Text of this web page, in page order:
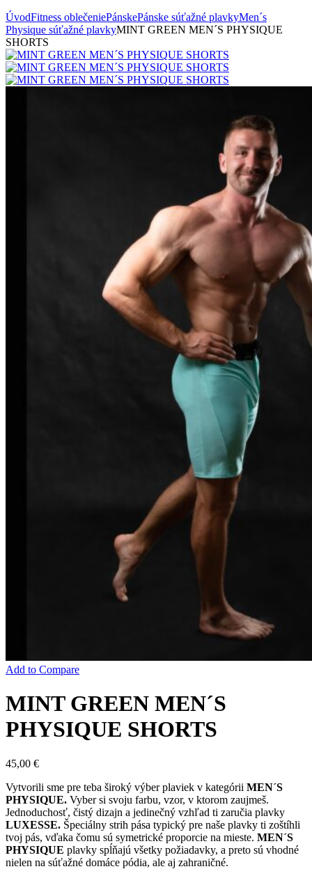
ÚvodFitness oblečeniePánskePánske súťažné plavkyMen´s
Physique súťažné plavkyMINT GREEN MEN´S PHYSIQUE
SHORTS
Add to Compare
MINT GREEN MEN´S
PHYSIQUE SHORTS
45,00 €
Vytvorili sme pre teba široký výber plaviek v kategórii MEN´S
PHYSIQUE. Vyber si svoju farbu, vzor, v ktorom zaujmeš.
Jednoduchosť, čistý dizajn a jedinečný vzhľad ti zaručia plavky
LUXESSE. Špeciálny strih pása typický pre naše plavky ti zoštíhli
tvoj pás, vďaka čomu sú symetrické proporcie na mieste. MEN´S
PHYSIQUE plavky spĺňajú všetky požiadavky, a preto sú vhodné
nielen na súťažné domáce pódia, ale aj zahraničné.